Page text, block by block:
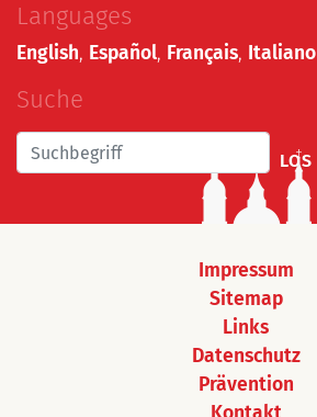
Languages
English, Español, Français, Italiano
Suche
LOS
Impressum
Sitemap
Links
Datenschutz
Prävention